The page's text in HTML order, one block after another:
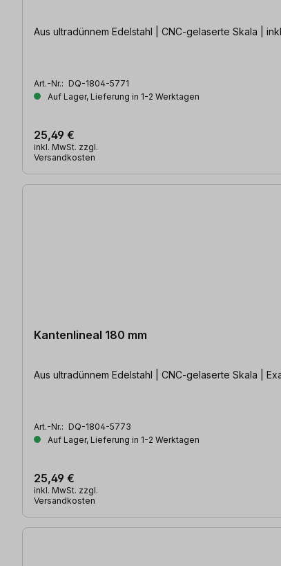
Aus ultradünnem Edelstahl | CNC-gelaserte Skala |
Art.-Nr.: DQ-1804-5771
Auf Lager, Lieferung in 1-2 Werktagen
25,49 €
inkl. MwSt. zzgl.
Versandkosten
Kantenlineal 180 mm
Aus ultradünnem Edelstahl | CNC-gelaserte Skala |
Art.-Nr.: DQ-1804-5773
Auf Lager, Lieferung in 1-2 Werktagen
25,49 €
inkl. MwSt. zzgl.
Versandkosten